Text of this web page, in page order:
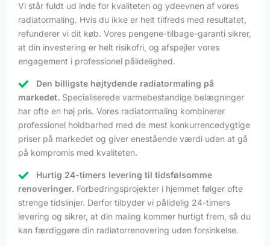
Vi står fuldt ud inde for kvaliteten og ydeevnen af vores
radiatormaling. Hvis du ikke er helt tilfreds med resultatet,
refunderer vi dit køb. Vores pengene-tilbage-garanti sikrer,
at din investering er helt risikofri, og afspejler vores
engagement i professionel pålidelighed.
Den billigste højtydende radiatormaling på
markedet. Specialiserede varmebestandige belægninger
har ofte en høj pris. Vores radiatormaling kombinerer
professionel holdbarhed med de mest konkurrencedygtige
priser på markedet og giver enestående værdi uden at gå
på kompromis med kvaliteten.
Hurtig 24-timers levering til tidsfølsomme
renoveringer. Forbedringsprojekter i hjemmet følger ofte
strenge tidslinjer. Derfor tilbyder vi pålidelig 24-timers
levering og sikrer, at din maling kommer hurtigt frem, så du
kan færdiggøre din radiatorrenovering uden forsinkelse.